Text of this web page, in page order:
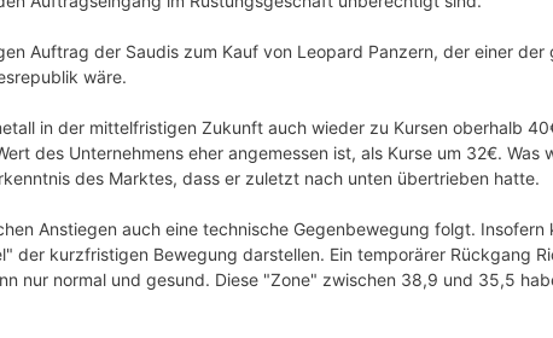
Auftrag der Saudis zum Kauf von Leopard Panzern, der einer der
wäre.
in der mittelfristigen Zukunft auch wieder zu Kursen oberhalb
des Unternehmens eher angemessen ist, als Kurse um 32€. Was
des Marktes, dass er zuletzt nach unten übertrieben hatte.
Anstiegen auch eine technische Gegenbewegung folgt.
der kurzfristigen Bewegung darstellen. Ein temporärer Rückgang
nur normal und gesund. Diese "Zone" zwischen 38,9 und 35,5